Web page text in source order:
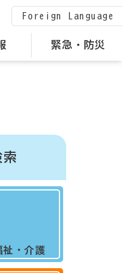
緊急・防災
Foreign Language
索
祉・介護